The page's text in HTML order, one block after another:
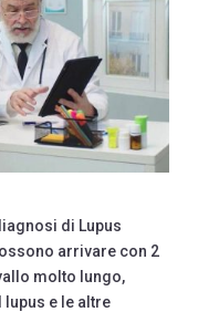
di Lupus
arrivare con 2
molto lungo,
e le altre